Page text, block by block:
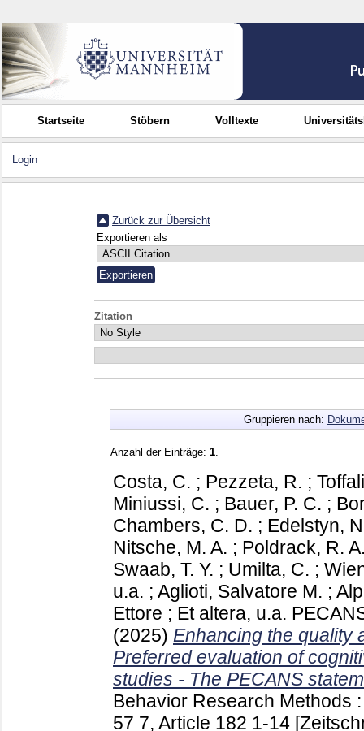
Startseite Stöbern Volltexte
Login
Zurück zur Übersicht
Exportieren als
Zitation
Gruppieren nach:
Anzahl der Einträge: 1
Costa, C. ; Pezzeta, R. ;
Miniussi, C. ; Bauer, P. C. ;
Chambers, C. D. ; Edelstyn,
Nitsche, M. A. ; Poldrack, R.
Swaab, T. Y. ; Umilta, C. ;
u.a. ; Aglioti, Salvatore M. ;
Ettore ; Et altera, u.a.
(2025) Enhancing the quality
Preferred evaluation of
studies - The PECANS
Behavior Research Methods
57 7, Article 182 1-14